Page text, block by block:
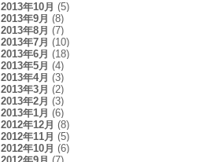
2013年10月 (5)
2013年9月 (8)
2013年8月 (7)
2013年7月 (10)
2013年6月 (18)
2013年5月 (4)
2013年4月 (3)
2013年3月 (2)
2013年2月 (3)
2013年1月 (6)
2012年12月 (8)
2012年11月 (5)
2012年10月 (6)